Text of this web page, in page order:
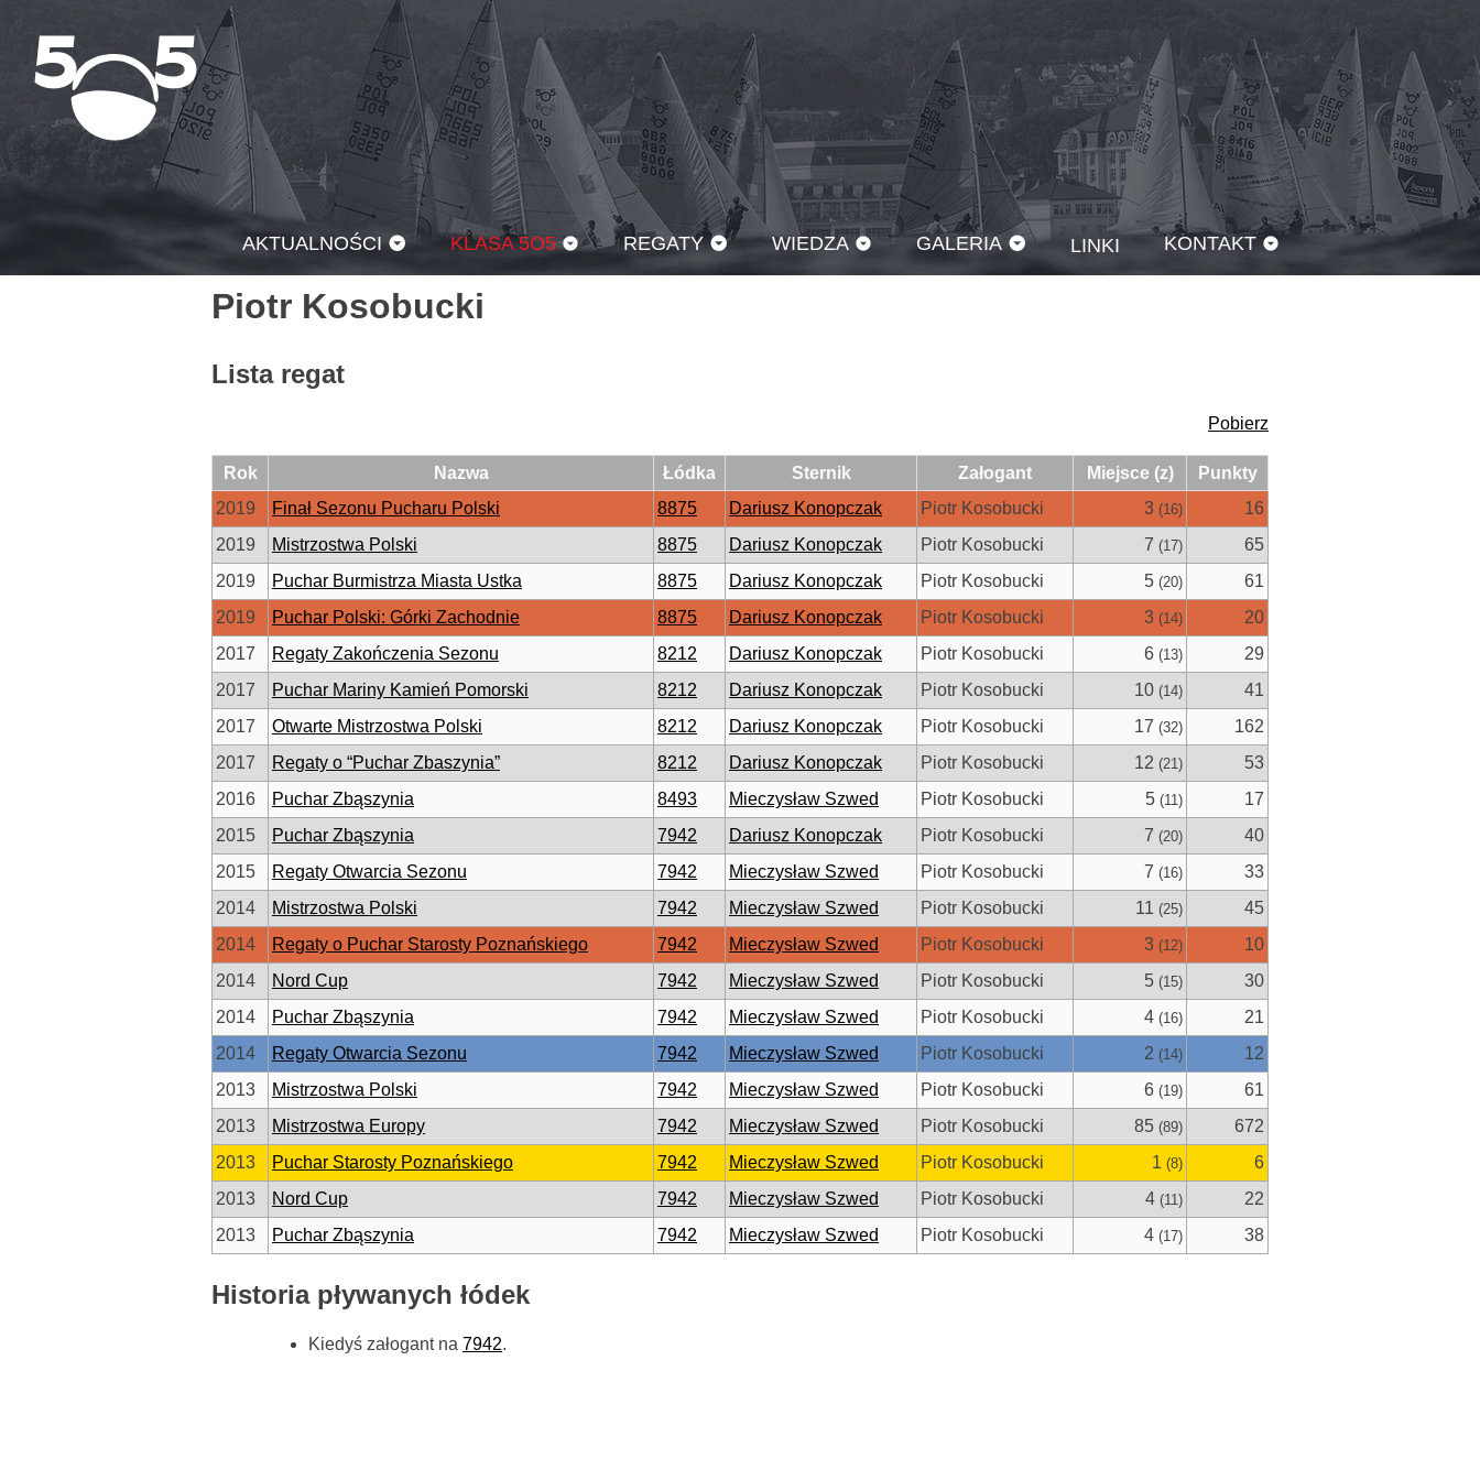
treści
AKTUALNOŚCI KLASA 5O5 REGATY WIEDZA GALERIA LINKI KONTAKT
Piotr Kosobucki
Lista regat
Pobierz
Rok Nazwa Łódka Sternik Załogant Miejsce (z)
Punkty
2019
Finał Sezonu Pucharu Polski 8875 Dariusz Konopczak Piotr Kosobucki 3 (16)
16
2019
Mistrzostwa Polski 8875 Dariusz Konopczak Piotr Kosobucki 7 (17)
65
2019
Puchar Burmistrza Miasta Ustka 8875 Dariusz Konopczak Piotr Kosobucki 5 (20)
61
2019
Puchar Polski: Górki Zachodnie 8875 Dariusz Konopczak Piotr Kosobucki 3 (14)
20
2017
Regaty Zakończenia Sezonu 8212 Dariusz Konopczak Piotr Kosobucki 6 (13)
29
2017
Puchar Mariny Kamień Pomorski 8212 Dariusz Konopczak Piotr Kosobucki 10 (14)
41
2017
Otwarte Mistrzostwa Polski 8212 Dariusz Konopczak Piotr Kosobucki 17 (32)
162
2017
Regaty o “Puchar Zbaszynia” 8212 Dariusz Konopczak Piotr Kosobucki 12 (21)
53
2016
Puchar Zbąszynia 8493 Mieczysław Szwed Piotr Kosobucki 5 (11)
17
2015
Puchar Zbąszynia 7942 Dariusz Konopczak Piotr Kosobucki 7 (20)
40
2015
Regaty Otwarcia Sezonu 7942 Mieczysław Szwed Piotr Kosobucki 7 (16)
33
2014
Mistrzostwa Polski 7942 Mieczysław Szwed Piotr Kosobucki 11 (25)
45
2014
Regaty o Puchar Starosty Poznańskiego 7942 Mieczysław Szwed Piotr Kosobucki 3 (12)
10
2014
Nord Cup 7942 Mieczysław Szwed Piotr Kosobucki 5 (15)
30
2014
Puchar Zbąszynia 7942 Mieczysław Szwed Piotr Kosobucki 4 (16)
21
2014
Regaty Otwarcia Sezonu 7942 Mieczysław Szwed Piotr Kosobucki 2 (14)
12
2013
Mistrzostwa Polski 7942 Mieczysław Szwed Piotr Kosobucki 6 (19)
61
2013
Mistrzostwa Europy 7942 Mieczysław Szwed Piotr Kosobucki 85 (89)
672
2013
Puchar Starosty Poznańskiego 7942 Mieczysław Szwed Piotr Kosobucki 1 (8)
6
2013
Nord Cup 7942 Mieczysław Szwed Piotr Kosobucki 4 (11)
22
2013
Puchar Zbąszynia 7942 Mieczysław Szwed Piotr Kosobucki 4 (17) 38
Historia pływanych łódek
Kiedyś załogant na 7942.